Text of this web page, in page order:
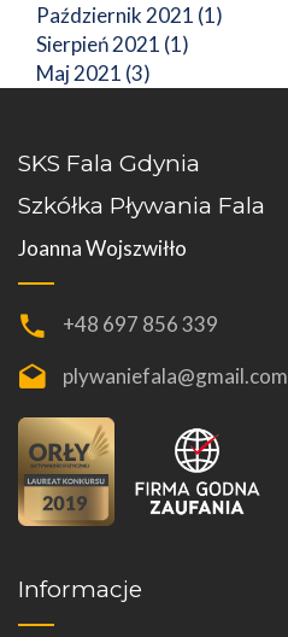
Październik 2021 (1)
Sierpień 2021 (1)
Maj 2021 (3)
SKS Fala Gdynia
Szkółka Pływania Fala
Joanna Wojszwiłło
+48 697 856 339
plywaniefala@gmail.com
Informacje